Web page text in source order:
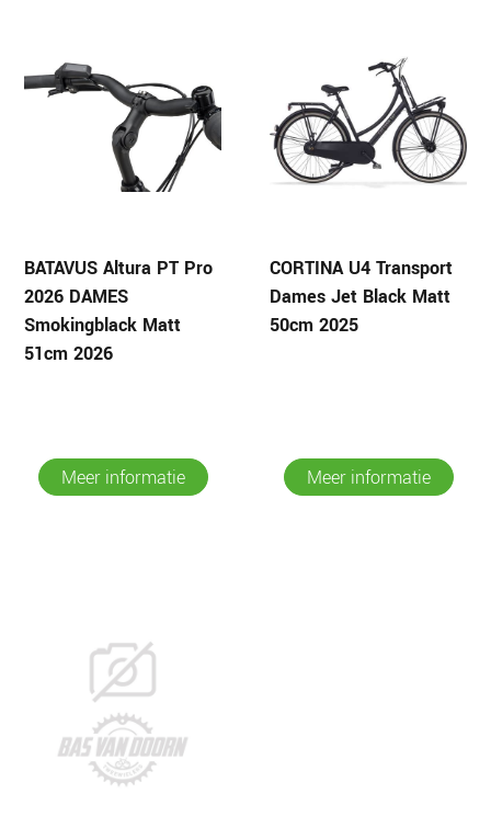
BATAVUS Altura PT Pro
2026 DAMES
Smokingblack Matt
51cm 2026
Meer informatie
CORTINA U4 Transport
Dames Jet Black Matt
50cm 2025
Meer informatie